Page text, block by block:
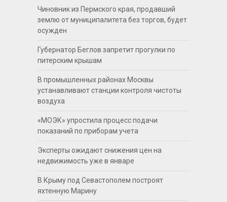
Чиновник из Пермского края, продавший
землю от муниципалитета без торгов, будет
осужден
Губернатор Беглов запретит прогулки по
питерским крышам
В промышленных районах Москвы
устанавливают станции контроля чистоты
воздуха
«МОЭК» упростила процесс подачи
показаний по приборам учета
Эксперты ожидают снижения цен на
недвижимость уже в январе
В Крыму под Севастополем построят
яхтенную Марину